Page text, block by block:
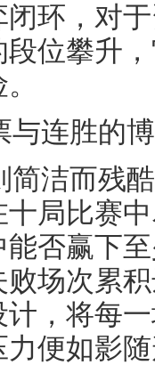
闭环，对
位攀升
与连胜的
简洁而残
局比赛
否赢下
场次累
，将每
力便如影